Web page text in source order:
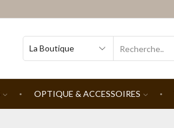
OPTIQUE & ACCESSOIRES